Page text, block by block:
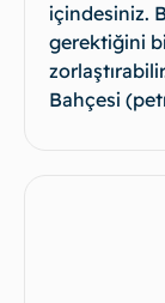
içindesiniz.
gerektiğini
Bahçesi